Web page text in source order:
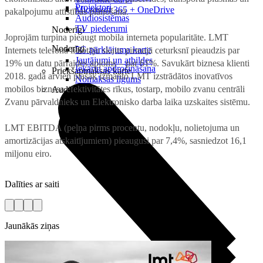
Microsoft 365 + OneDrive
Noderīgi
5G pārklājuma karte
Jautājumi un atbildes
Priekšapmaksas karte
Projektori
Audiosistēmas
TV piederumi
Noderīgi
Iekārtu apdrošināšana
Nomaksas līgums
Audio
pakalpojumu attīstības plānošanā.
Joprojām turpina pieaugt mobila interneta popularitāte. LMT
Internets telefonā lietotāju skaits pirmajā ceturksnī pieaudzis par
19% un datu pārraides apjoms – par 61%. Savukārt biznesa klienti
2018. gadā arvien plašāk izmanto LMT izstrādātos inovatīvos
mobilos biznesa efektivitātes rīkus, tostarp, mobilo zvanu centrāli
Zvanu pārvaldnieks un Elektronisko darba laika uzskaites sistēmu.
LMT EBITDA (peļņa pirms procentu, nodokļu, nolietojuma un
amortizācijas atskaitījumiem) pieaugusi par 7,4%, sasniedzot 16,1
miljonu eiro.
Dalīties ar saiti
Jaunākās ziņas